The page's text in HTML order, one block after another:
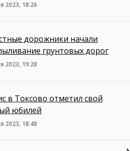
2023, 18:26
дорожники начали
грунтовых дорог
2023, 19:28
в Токсово отметил свой
юбилей
2023, 18:48